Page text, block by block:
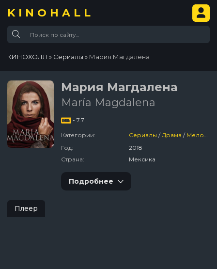
KINOHALL
КИНОХОЛЛ » Сериалы » Мария Магдалена
Мария Магдалена
María Magdalena
- 7.7
Категории: Сериалы /Драма / Мелодрама
Год:
2018
Страна:
Мексика
Подробнее
Плеер